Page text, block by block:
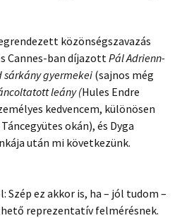
közönségszavazás
Cannes-ban díjazottPál Adrienn-
sárkány gyermekei (sajnos még
leány (Hules Endre
kedvencem, különösen
okán), és Dyga
után mi következünk.
Szép ez akkor is, ha – jól tudom –
reprezentatív felmérésnek.